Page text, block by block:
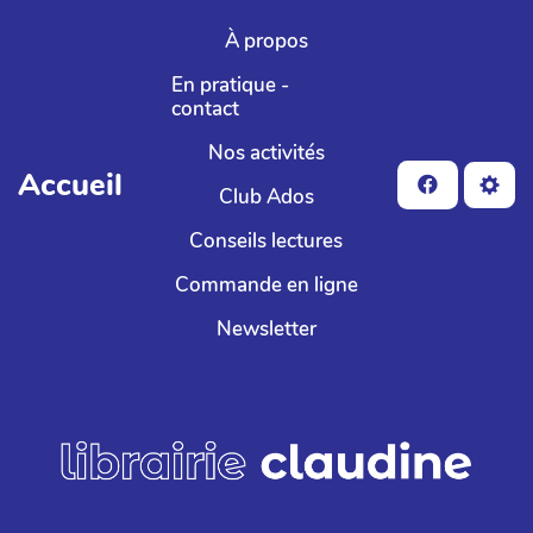
Aller au contenu principal
Accueil
À propos
En pratique -
contact
Nos activités
Club Ados
Conseils lectures
Commande en ligne
Newsletter